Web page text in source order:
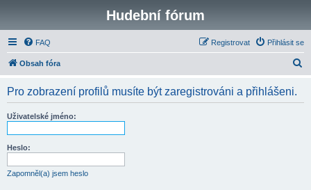
Hudební fórum
FAQ Přihlásit se
Registrovat
Obsah fóra
Pro zobrazení profilů musíte být zaregistrováni a přihlášeni.
Uživatelské jméno:
Heslo:
Zapomněl(a) jsem heslo